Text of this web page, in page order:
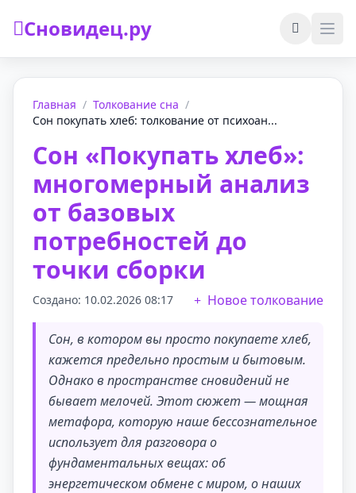
Сновидец.ру
Главная / Толкование сна /
Сон покупать хлеб: толкование от психоан...
Сон «Покупать хлеб»:
многомерный анализ
от базовых
потребностей до
точки сборки
Создано: 10.02.2026 08:17 Новое толкование
Сон, в котором вы просто покупаете хлеб,
кажется предельно простым и бытовым.
Однако в пространстве сновидений не
бывает мелочей. Этот сюжет — мощная
метафора, которую наше бессознательное
использует для разговора о
фундаментальных вещах: об
энергетическом обмене с миром, о наших